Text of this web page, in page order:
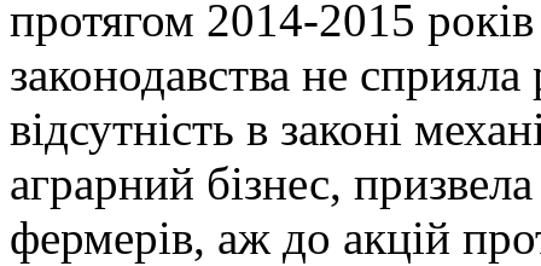
протягом 2014-2015
законодавства не
відсутність в законі
аграрний бізнес,
фермерів, аж до акцій